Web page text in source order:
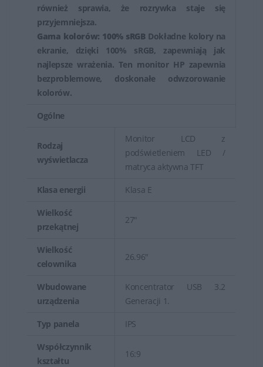
również sprawia, że rozrywka staje się
przyjemniejsza.
Gama kolorów: 100% sRGBDokładne kolory na
ekranie, dzięki 100% sRGB, zapewniają jak
najlepsze wrażenia. Ten monitor HP zapewnia
bezproblemowe, doskonałe odwzorowanie
kolorów.
Ogólne
Rodzaj
wyświetlacza
Monitor LCD z
podświetleniem LED /
matryca aktywna TFT
Klasa energii Klasa E
Wielkość
przekątnej
27"
Wielkość
celownika
26.96"
Wbudowane
urządzenia
Koncentrator USB 3.2
Generacji 1.
Typ panela IPS
Współczynnik
kształtu
16:9